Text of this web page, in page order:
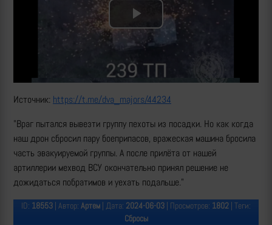
Play
Video
Источник: https://t.me/dva_majors/44234
"Враг пытался вывезти группу пехоты из посадки. Но как когда
наш дрон сбросил пару боеприпасов, вражеская машина бросила
часть эвакуируемой группы. А после прилёта от нашей
артиллерии мехвод ВСУ окончательно принял решение не
дожидаться побратимов и уехать подальше."
ID: 18553 | Автор: Артем | Дата: 2024-06-03 | Просмотров: 1802 | Теги:
Сбросы